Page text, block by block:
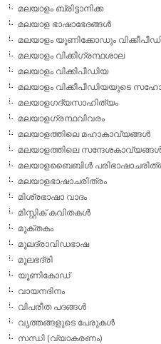
മലയാളം ബ്രിട്ടാനിക്ക
മലയാള ഭാഷാഭേദങ്ങള്‍
മലയാളം യൂണിക്കോഡും
മലയാളം വിക്കിഗ്രന്ഥശാല
മലയാളം വിക്കിപീഡിയ
മലയാളം വിക്കീപീഡിയയുടെ
മലയാളഗദ്യസാഹിത്യം
മലയാളഗ്രന്ഥവിവരം
മലയാളത്തിലെ മഹാകാവ്യങ്ങള്‍
മലയാളത്തിലെ
മലയാളബൈബിള്‍
മലയാളഭാഷാചരിത്രം
മിശ്രഭാഷാ വാദം
മിസ്റ്റിക് കവിതകള്‍
മുക്തകം
മൂലദ്രാവിഡഭാഷ
മൂലഭദ്രി
യൂണികോഡ്
വായനദിനം
വിപരീത പദങ്ങള്‍
വൃത്തങ്ങളുടെ പേരുകള്‍
സന്ധി (വ്യാകരണം)